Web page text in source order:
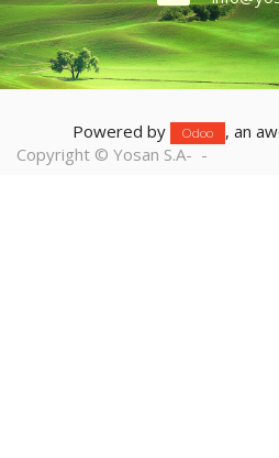
Powered by Odoo , an
Copyright © Yosan S.A- -